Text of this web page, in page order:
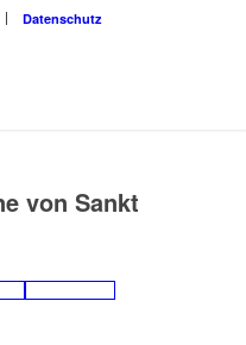
Daten­schutz
von Sankt